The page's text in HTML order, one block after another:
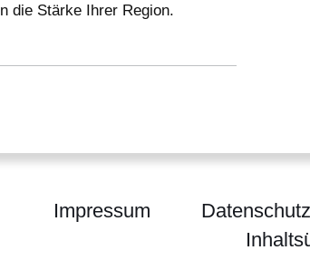
die Stärke Ihrer Region.
Impressum Datenschutz